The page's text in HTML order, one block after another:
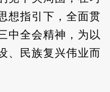
想指引下，全面贯
中全会精神，为以
、民族复兴伟业而